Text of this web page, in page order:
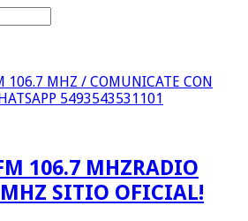
106.7 MHZ / COMUNICATE CON
5493543531101
RADIO
SITIO OFICIAL!